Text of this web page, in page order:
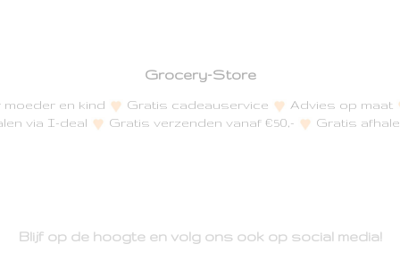
Grocery-Store
en kind Gratis cadeauservice Advies op maat
via I-deal Gratis verzenden vanaf €50,- Gratis
Blijf op de hoogte en volg ons ook op social media!